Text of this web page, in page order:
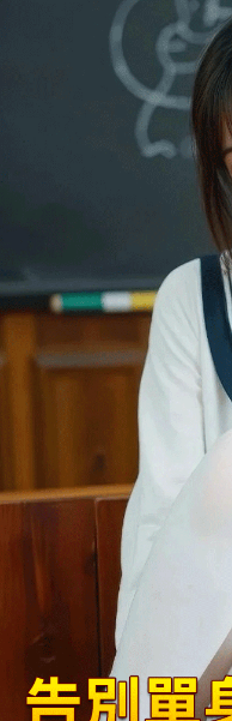
最热 添加
都市
2025
全部 大陆 香港